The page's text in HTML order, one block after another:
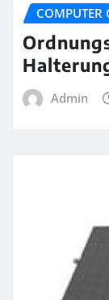
COMPUTER
Admin